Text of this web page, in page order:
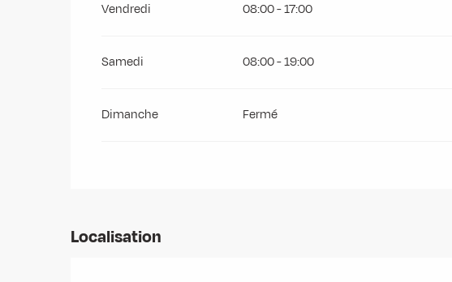
Vendredi 08:00 - 17:00
Samedi 08:00 - 19:00
Dimanche Fermé
Localisation